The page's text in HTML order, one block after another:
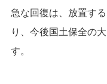
急な回復は、放置す
り、今後国土保全の
す。